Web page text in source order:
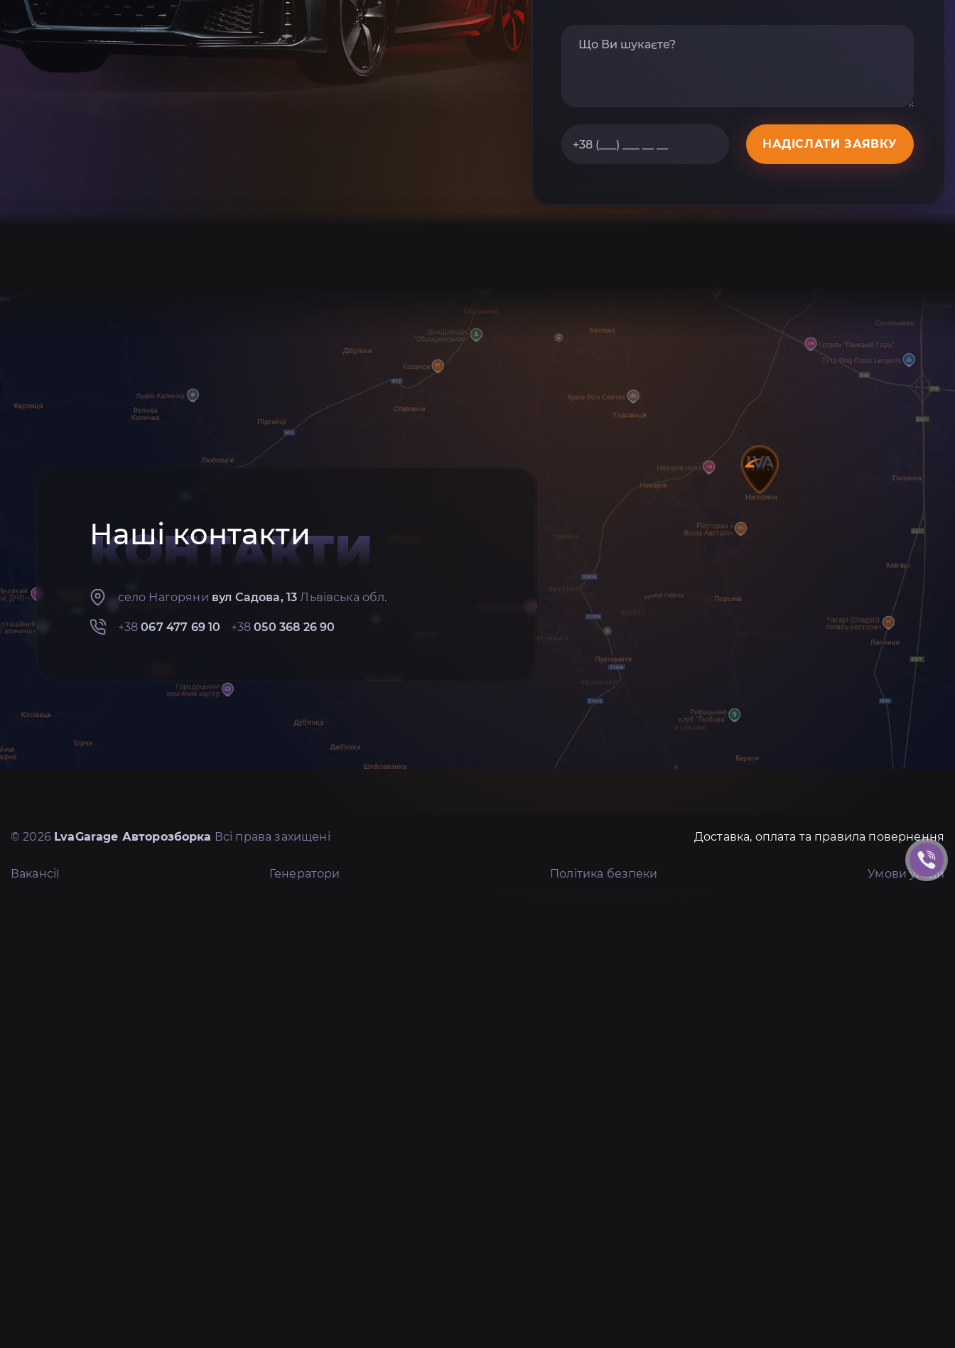
НАДІСЛАТИ ЗАЯВКУ
Наші контакти
КОНТАКТИ
село Нагоряни вул Садова, 13 Львівська обл.
+38067 477 69 10 +38050 368 26 90
© 2026 LvaGarage Авторозборка Всі права захищені Доставка, оплата та правила повернення
Вакансії Генератори Політика безпеки Умови угоди